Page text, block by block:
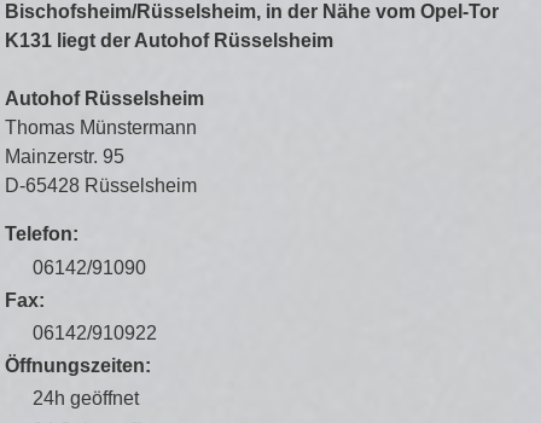
Bischofsheim/Rüsselsheim, in der Nähe vom Opel-Tor
K131 liegt der Autohof Rüsselsheim
Autohof Rüsselsheim
Thomas Münstermann
Mainzerstr. 95
D-65428 Rüsselsheim
Telefon:
06142/91090
Fax:
06142/910922
Öffnungszeiten:
24h geöffnet